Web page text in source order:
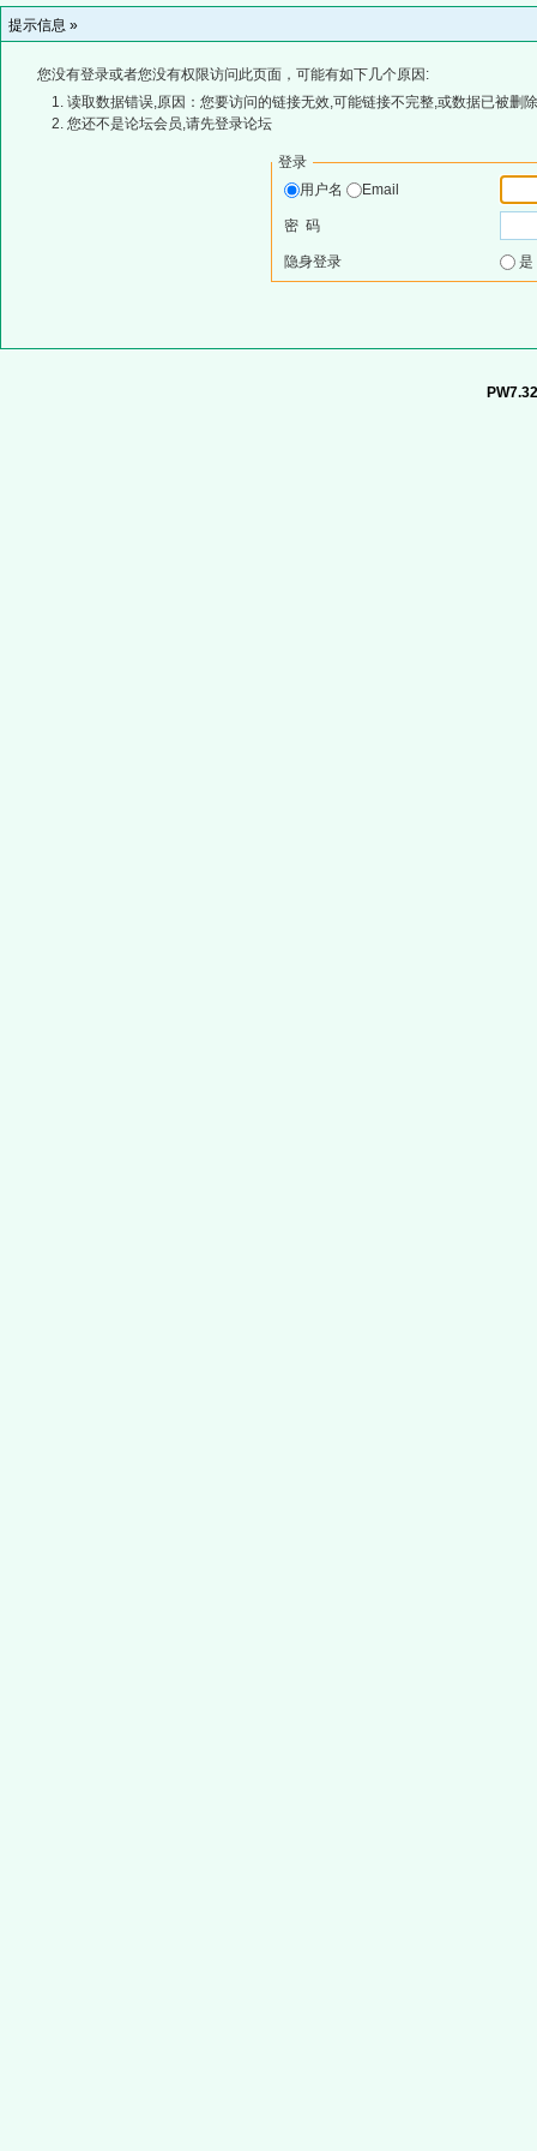
提示信息 »
您没有登录或者您没有权限访问此页面，可能有如下几个原因:
读取数据错误,原因：您要访问的链接无效,可能链接不完整,或数据已被删
您还不是论坛会员,请先登录论坛
登录
用户名
Email
密 码
隐身登录